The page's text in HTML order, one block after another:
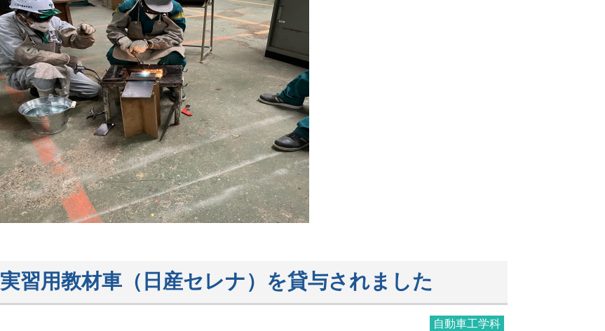
実習用教材車（日産セレナ）を貸与されました
自動車工学科